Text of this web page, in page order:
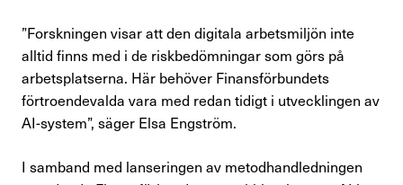
”Forskningen visar att den digitala arbetsmiljön inte
alltid finns med i de riskbedömningar som görs på
arbetsplatserna. Här behöver Finansförbundets
förtroendevalda vara med redan tidigt i utvecklingen av
AI-system”, säger Elsa Engström.
I samband med lanseringen av metodhandledningen